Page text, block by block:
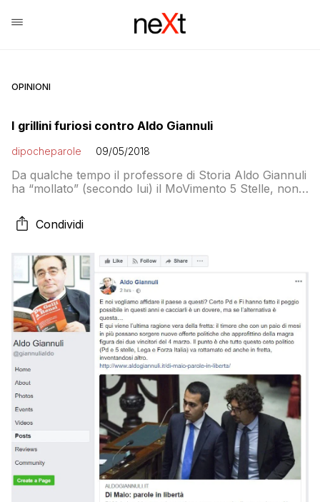
OPINIONI
I grillini furiosi contro Aldo Giannuli
dipocheparole 09/05/2018
Da qualche tempo il professore di Storia Aldo Giannuli
ha “mollato” (secondo lui) il MoVimento 5 Stelle, non
di Luigi Di Maio. Giannuli, che aveva già accusato il
M5S di aver perso le sue radici e sul blog di Beppe
Condividi